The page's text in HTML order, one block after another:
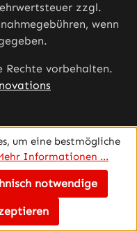
zzgl.
wenn
Rechte vorbehalten.
um eine bestmögliche
Informationen ...
notwendige